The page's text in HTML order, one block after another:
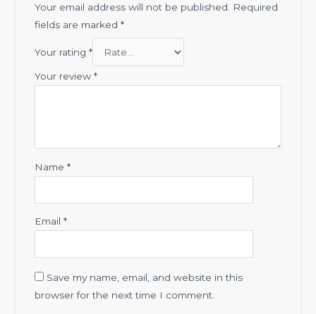
Your email address will not be published.
Required
fields are marked*
Your rating*
Your review*
Name*
Email*
Save my name, email, and website in this
browser for the next time I comment.